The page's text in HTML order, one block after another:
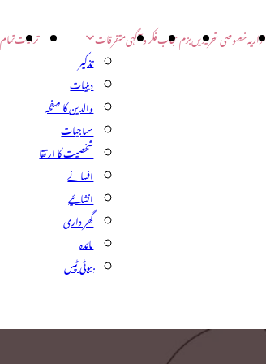
اداریہخصوصی تحریریںبزم حجابفکر و آگہیمتفرقات
تذکیر
دینیات
والدین کا صفحہ
سماجیات
شخصیت کا ارتقا
افسانے
انشائیے
گھر داری
مائدہ
بیوٹی ٹپس
تربیت